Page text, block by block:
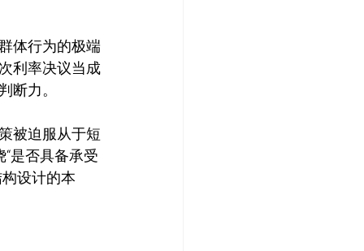
体行为的极端
利率决议当成
力。
被迫服从于短
是否具备承受
设计的本